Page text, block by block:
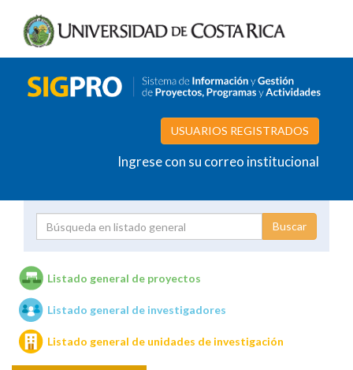
USUARIOS REGISTRADOS
Ingrese con su correo institucional
Unidades de investigación
Listado general de proyectos
Listado general de investigadores
Listado general de unidades de investigación